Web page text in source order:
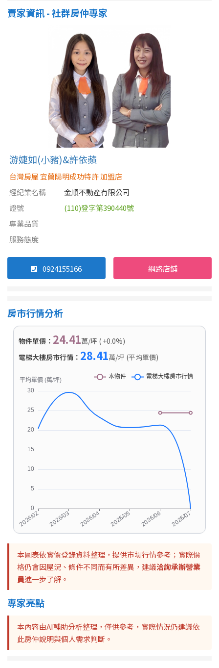
賣家資訊 - 社群房仲專家
游婕如(小豬)&許依蘋
台灣房屋 宜蘭陽明成功特許 加盟店
經紀業名稱
金順不動產有限公司
證號
(110)登字第390440號
專業品質
服務態度
0924155166 網路店鋪
房市行情分析
物件單價： 24.41萬/坪 ( +0.0%)
電梯大樓房市行情： 28.41萬/坪 (平均單價)
本圖表依實價登錄資料整理，提供市場行情參考；實際價
格仍會因屋況、條件不同而有所差異，建議洽詢承辦營業
員進一步了解。
專家亮點
本內容由AI輔助分析整理，僅供參考，實際情況仍建議依
此房仲說明與個人需求判斷。